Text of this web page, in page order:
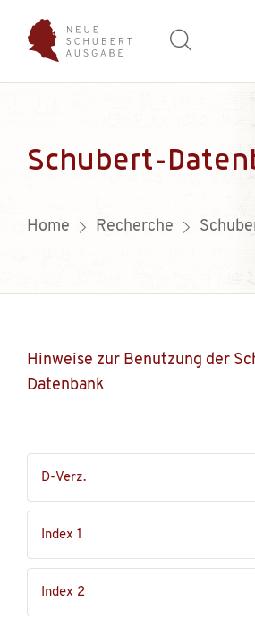
Schubert-
Home Recherche
Hinweise zur Benutzung der
Datenbank